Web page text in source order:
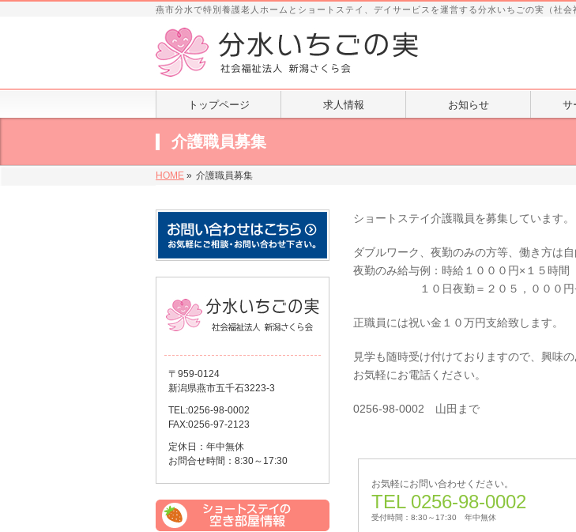
燕市分水で特別養護老人ホームとショートステイ、デイサービスを運営する分水いちごの実（社会
トップページ 求人情報 お知らせ サ
介護職員募集
HOME » 介護職員募集
ショートステイ介護職員を募集しています。
ダブルワーク、夜勤のみの方等、働き方は自
夜勤のみ給与例：時給１０００円×１５時
１０日夜勤＝２０５，０００円+
正職員には祝い金１０万円支給致します。
見学も随時受け付けておりますので、興味
お気軽にお電話ください。
0256-98-0002 山田まで
お気軽にお問い合わせください。
TEL 0256-98-0002
受付時間：8:30～17:30 年中無休
〒959-0124
新潟県燕市五千石3223-3
TEL:0256-98-0002
FAX:0256-97-2123
定休日：年中無休
お問合せ時間：8:30～17:30